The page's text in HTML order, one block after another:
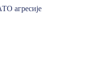
агресије